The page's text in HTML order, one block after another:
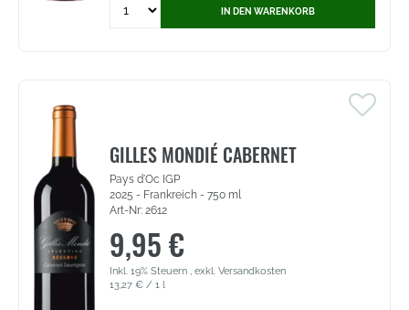
for
Rosé
(6737)
IN DEN WARENKORB
GILLES MONDIÉ CABERNET
Pays d'Oc IGP
2025 - Frankreich - 750 ml
Art-Nr: 2612
9,95 €
Inkl. 19% Steuern , exkl. Versandkosten
13,27 € / 1 l